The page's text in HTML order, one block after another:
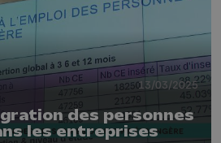
13/03/2025
des personnes
les entreprises